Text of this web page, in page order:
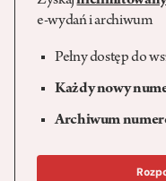
e-wydań i archiwum
Pełny dostęp do
Każdy nowy
Archiwum